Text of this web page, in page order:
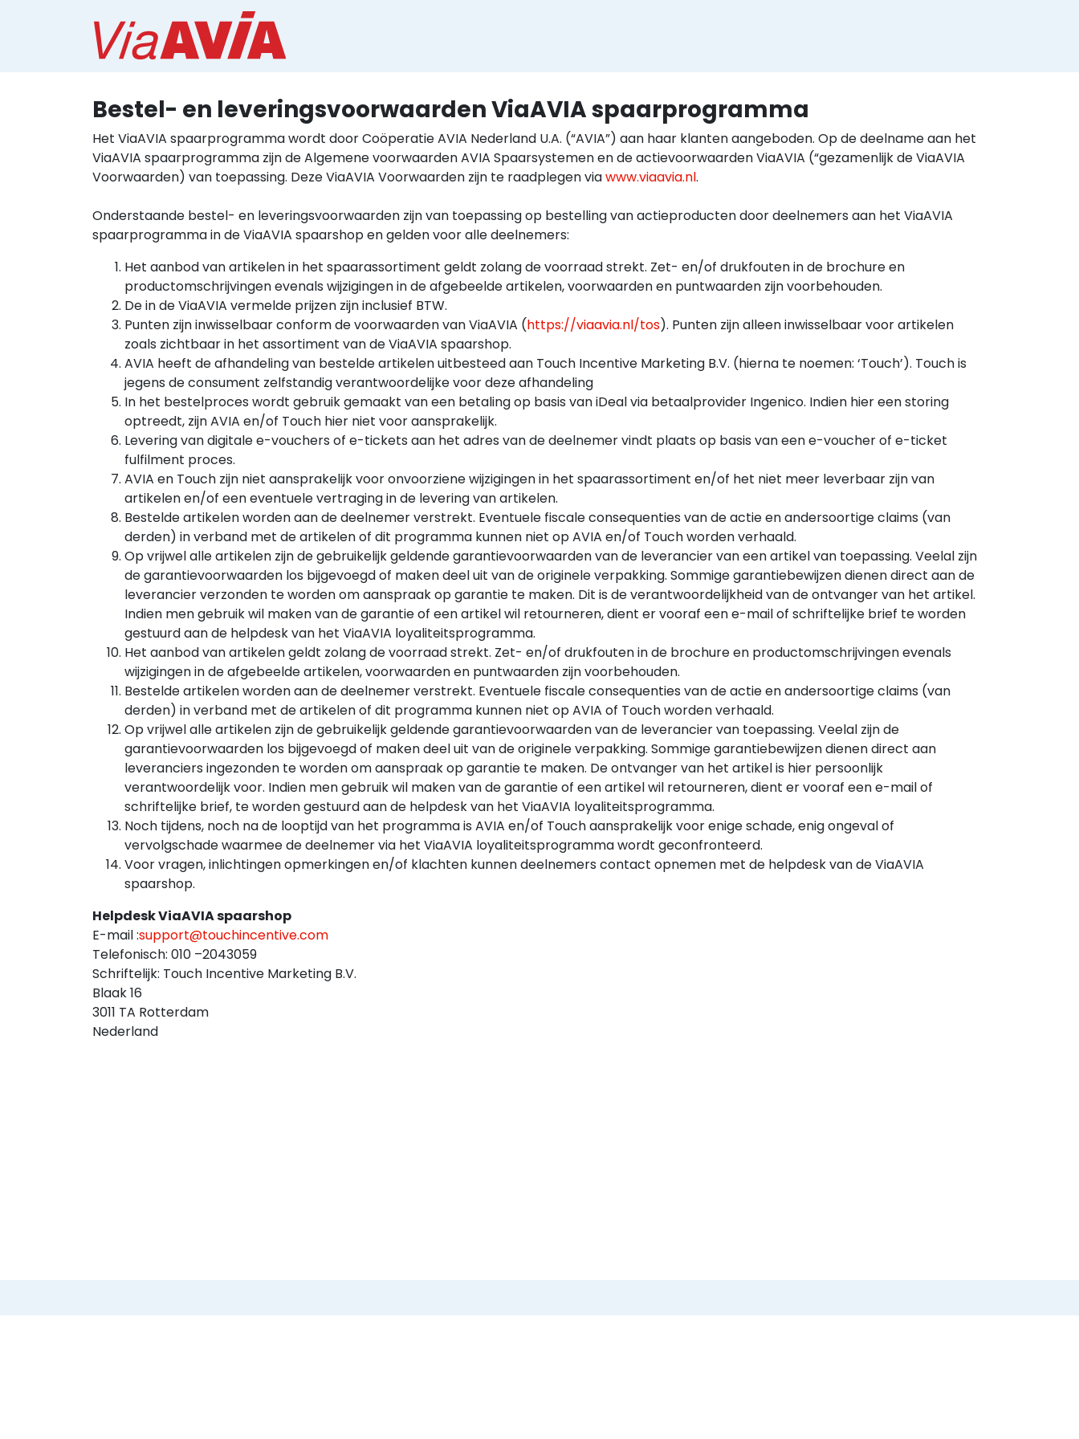
Bestel- en leveringsvoorwaarden ViaAVIA spaarprogramma
Het ViaAVIA spaarprogramma wordt door Coöperatie AVIA Nederland U.A. (“AVIA”) aan haar klanten aangeboden. Op de deelname aan het
ViaAVIA spaarprogramma zijn de Algemene voorwaarden AVIA Spaarsystemen en de actievoorwaarden ViaAVIA (“gezamenlijk de ViaAVIA
Voorwaarden) van toepassing. Deze ViaAVIA Voorwaarden zijn te raadplegen viawww.viaavia.nl.
Onderstaande bestel- en leveringsvoorwaarden zijn van toepassing op bestelling van actieproducten door deelnemers aan het ViaAVIA
spaarprogramma in de ViaAVIA spaarshop en gelden voor alle deelnemers:
Het aanbod van artikelen in het spaarassortiment geldt zolang de voorraad strekt. Zet- en/of drukfouten in de brochure en
productomschrijvingen evenals wijzigingen in de afgebeelde artikelen, voorwaarden en puntwaarden zijn voorbehouden.
De in de ViaAVIA vermelde prijzen zijn inclusief BTW.
Punten zijn inwisselbaar conform de voorwaarden van ViaAVIA (https://viaavia.nl/tos). Punten zijn alleen inwisselbaar voor artikelen
zoals zichtbaar in het assortiment van de ViaAVIA spaarshop.
AVIA heeft de afhandeling van bestelde artikelen uitbesteed aan Touch Incentive Marketing B.V. (hierna te noemen: ‘Touch’). Touch is
jegens de consument zelfstandig verantwoordelijke voor deze afhandeling
In het bestelproces wordt gebruik gemaakt van een betaling op basis van iDeal via betaalprovider Ingenico. Indien hier een storing
optreedt, zijn AVIA en/of Touch hier niet voor aansprakelijk.
Levering van digitale e-vouchers of e-tickets aan het adres van de deelnemer vindt plaats op basis van een e-voucher of e-ticket
fulfilment proces.
AVIA en Touch zijn niet aansprakelijk voor onvoorziene wijzigingen in het spaarassortiment en/of het niet meer leverbaar zijn van
artikelen en/of een eventuele vertraging in de levering van artikelen.
Bestelde artikelen worden aan de deelnemer verstrekt. Eventuele fiscale consequenties van de actie en andersoortige claims (van
derden) in verband met de artikelen of dit programma kunnen niet op AVIA en/of Touch worden verhaald.
Op vrijwel alle artikelen zijn de gebruikelijk geldende garantievoorwaarden van de leverancier van een artikel van toepassing. Veelal zijn
de garantievoorwaarden los bijgevoegd of maken deel uit van de originele verpakking. Sommige garantiebewijzen dienen direct aan de
leverancier verzonden te worden om aanspraak op garantie te maken. Dit is de verantwoordelijkheid van de ontvanger van het artikel.
Indien men gebruik wil maken van de garantie of een artikel wil retourneren, dient er vooraf een e-mail of schriftelijke brief te worden
gestuurd aan de helpdesk van het ViaAVIA loyaliteitsprogramma.
Het aanbod van artikelen geldt zolang de voorraad strekt. Zet- en/of drukfouten in de brochure en productomschrijvingen evenals
wijzigingen in de afgebeelde artikelen, voorwaarden en puntwaarden zijn voorbehouden.
Bestelde artikelen worden aan de deelnemer verstrekt. Eventuele fiscale consequenties van de actie en andersoortige claims (van
derden) in verband met de artikelen of dit programma kunnen niet op AVIA of Touch worden verhaald.
Op vrijwel alle artikelen zijn de gebruikelijk geldende garantievoorwaarden van de leverancier van toepassing. Veelal zijn de
garantievoorwaarden los bijgevoegd of maken deel uit van de originele verpakking. Sommige garantiebewijzen dienen direct aan
leveranciers ingezonden te worden om aanspraak op garantie te maken. De ontvanger van het artikel is hier persoonlijk
verantwoordelijk voor. Indien men gebruik wil maken van de garantie of een artikel wil retourneren, dient er vooraf een e-mail of
schriftelijke brief, te worden gestuurd aan de helpdesk van het ViaAVIA loyaliteitsprogramma.
Noch tijdens, noch na de looptijd van het programma is AVIA en/of Touch aansprakelijk voor enige schade, enig ongeval of
vervolgschade waarmee de deelnemer via het ViaAVIA loyaliteitsprogramma wordt geconfronteerd.
Voor vragen, inlichtingen opmerkingen en/of klachten kunnen deelnemers contact opnemen met de helpdesk van de ViaAVIA
spaarshop.
Helpdesk ViaAVIA spaarshop
E-mail :support@touchincentive.com
Telefonisch: 010 –2043059
Schriftelijk: Touch Incentive Marketing B.V.
Blaak 16
3011 TA Rotterdam
Nederland